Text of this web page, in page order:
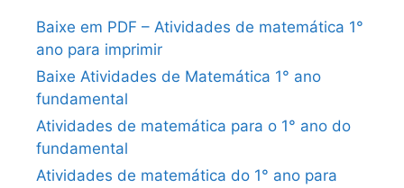
Baixe em PDF – Atividades de matemática 1°
ano para imprimir
Baixe Atividades de Matemática 1° ano
fundamental
Atividades de matemática para o 1° ano do
fundamental
Atividades de matemática do 1° ano para